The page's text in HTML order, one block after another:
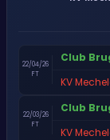
22/04/26
FT
Club
KV
22/03/26
FT
Club
KV